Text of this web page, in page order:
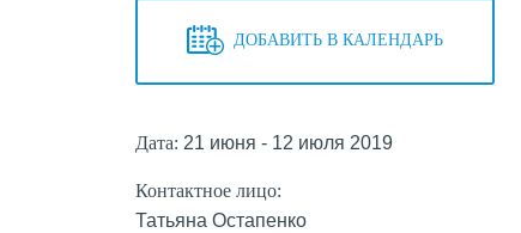
ДОБАВИТЬ В КАЛЕНДАРЬ
Дата: 21 июня - 12 июля 2019
Контактное лицо:
Татьяна Остапенко